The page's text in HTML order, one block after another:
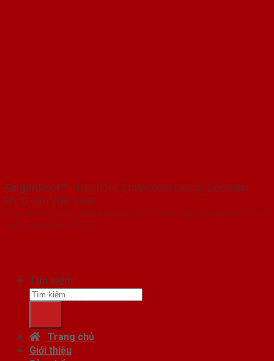
SaigonDoor™ - Hệ thống Showroom cửa gỗ cửa thép
hàng đầu Việt Nam
Copyright ⓒ 2016 – 2026 SaigonDoor™ - www.cuagocuathep.com | Đơn
vị chủ quản SaigonDoor
Tìm kiếm:
Trang chủ
Giới thiệu